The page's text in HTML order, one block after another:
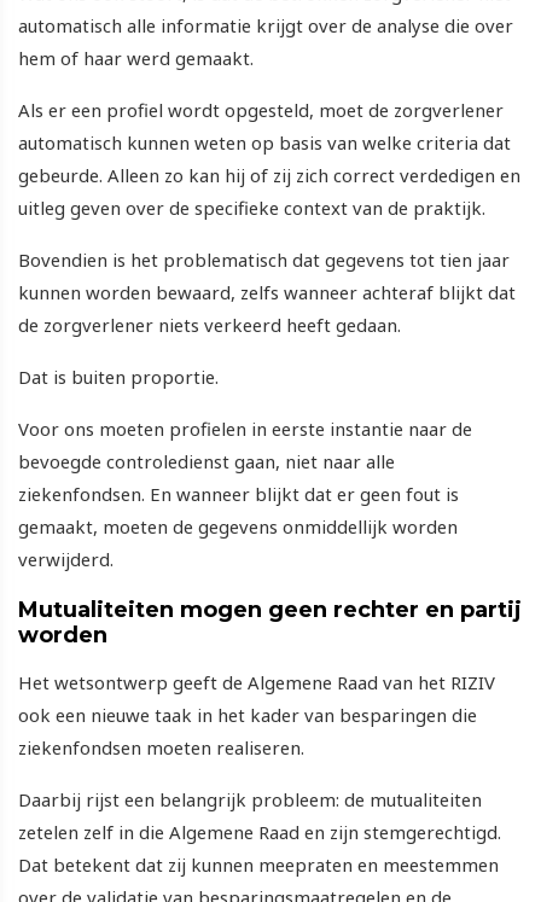
automatisch alle informatie krijgt over de analyse die over
hem of haar werd gemaakt.
Als er een profiel wordt opgesteld, moet de zorgverlener
automatisch kunnen weten op basis van welke criteria dat
gebeurde. Alleen zo kan hij of zij zich correct verdedigen en
uitleg geven over de specifieke context van de praktijk.
Bovendien is het problematisch dat gegevens tot tien jaar
kunnen worden bewaard, zelfs wanneer achteraf blijkt dat
de zorgverlener niets verkeerd heeft gedaan.
Dat is buiten proportie.
Voor ons moeten profielen in eerste instantie naar de
bevoegde controledienst gaan, niet naar alle
ziekenfondsen. En wanneer blijkt dat er geen fout is
gemaakt, moeten de gegevens onmiddellijk worden
verwijderd.
Mutualiteiten mogen geen rechter en partij
worden
Het wetsontwerp geeft de Algemene Raad van het RIZIV
ook een nieuwe taak in het kader van besparingen die
ziekenfondsen moeten realiseren.
Daarbij rijst een belangrijk probleem: de mutualiteiten
zetelen zelf in die Algemene Raad en zijn stemgerechtigd.
Dat betekent dat zij kunnen meepraten en meestemmen
over de validatie van besparingsmaatregelen en de